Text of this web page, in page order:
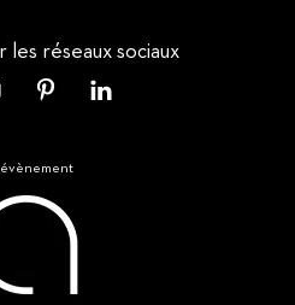
les réseaux sociaux